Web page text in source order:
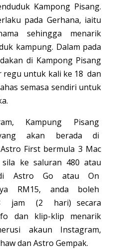
Kampong Pisang.
pada Gerhana, iaitu
sehingga menarik
kampung. Dalam pada
di Kampong Pisang
untuk kali ke 18 dan
semasa sendiri untuk
Kampung Pisang
akan berada di
First bermula 3 Mac
ke saluran 480 atau
di Astro Go atau On
RM15, anda boleh
jam (2 hari) secara
dan klip-klip menarik
akaun Instagram,
dan Astro Gempak.